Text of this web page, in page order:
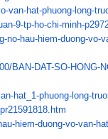
van-hat-phuong-long-
9-tp-ho-chi-minh-
no-hau-hiem-duong-vo-
BAN-DAT-SO-HONG-
hat_1-phuong-long-
pr21591818.htm
hiem-duong-vo-van-